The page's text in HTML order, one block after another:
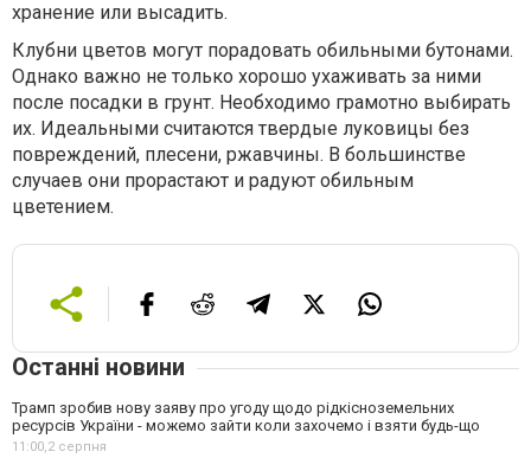
хранение или высадить.
Клубни цветов могут порадовать обильными бутонами.
Однако важно не только хорошо ухаживать за ними
после посадки в грунт. Необходимо грамотно выбирать
их. Идеальными считаются твердые луковицы без
повреждений, плесени, ржавчины. В большинстве
случаев они прорастают и радуют обильным
цветением.
Останні новини
Трамп зробив нову заяву про угоду щодо рідкісноземельних
ресурсів України - можемо зайти коли захочемо і взяти будь-що
11:00,2 серпня